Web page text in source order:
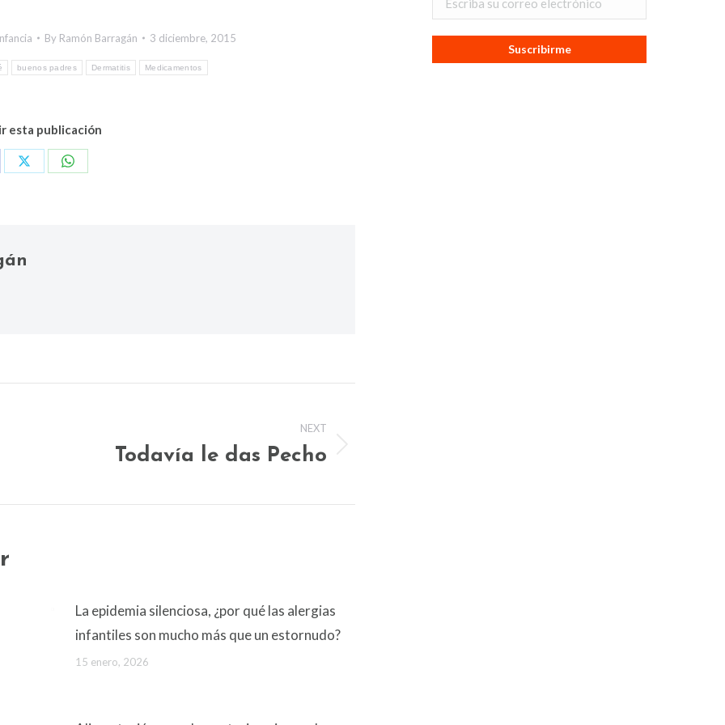
By Ramón Barragán 3 diciembre, 2015
buenos padres Dermatitis Medicamentos
esta publicación
Share
Share
NEXT
Todavía le das Pecho
La epidemia silenciosa, ¿por qué las alergias
infantiles son mucho más que un estornudo?
15 enero, 2026